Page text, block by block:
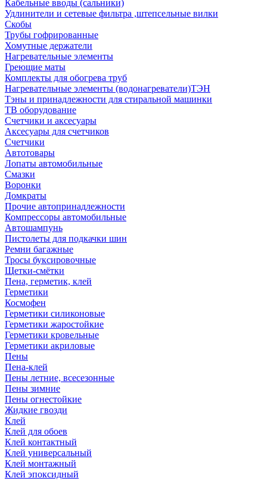
Кабельные вводы (сальники)
Удлинители и сетевые фильтра ,штепсельные вилки
Скобы
Трубы гофрированные
Хомутные держатели
Нагревательные элементы
Греющие маты
Комплекты для обогрева труб
Нагревательные элементы (водонагреватели)ТЭН
Тэны и принадлежности для стиральной машинки
ТВ оборудование
Счетчики и аксесуары
Аксесуары для счетчиков
Счетчики
Автотовары
Лопаты автомобильные
Смазки
Воронки
Домкраты
Прочие автопринадлежности
Компрессоры автомобильные
Автошампунь
Пистолеты для подкачки шин
Ремни багажные
Тросы буксировочные
Щетки-смётки
Пена, герметик, клей
Герметики
Космофен
Герметики силиконовые
Герметики жаростойкие
Герметики кровельные
Герметики акриловые
Пены
Пена-клей
Пены летние, всесезонные
Пены зимние
Пены огнестойкие
Жидкие гвозди
Клей
Клей для обоев
Клей контактный
Клей универсальный
Клей монтажный
Клей эпоксидный